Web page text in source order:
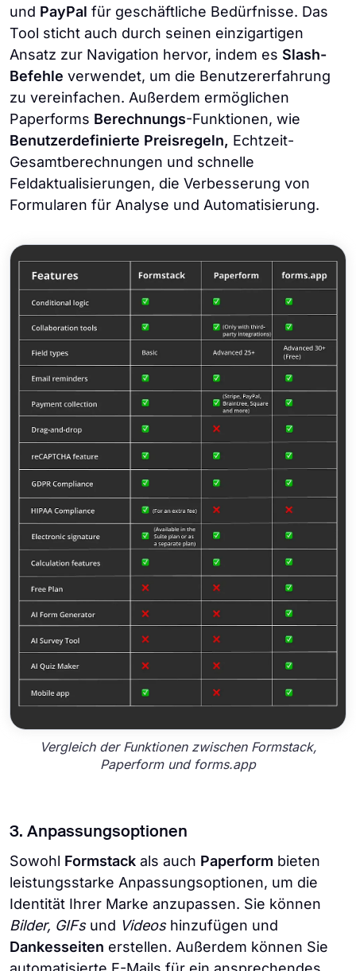
und PayPal für geschäftliche Bedürfnisse. Das
Tool sticht auch durch seinen einzigartigen
Ansatz zur Navigation hervor, indem es Slash-
Befehle verwendet, um die Benutzererfahrung
zu vereinfachen. Außerdem ermöglichen
Paperforms Berechnungs-Funktionen, wie
Benutzerdefinierte Preisregeln, Echtzeit-
Gesamtberechnungen und schnelle
Feldaktualisierungen, die Verbesserung von
Formularen für Analyse und Automatisierung.
Vergleich der Funktionen zwischen Formstack,
Paperform und forms.app
3. Anpassungsoptionen
Sowohl Formstack als auch Paperform bieten
leistungsstarke Anpassungsoptionen, um die
Identität Ihrer Marke anzupassen. Sie können
Bilder, GIFsund Videoshinzufügen und
Dankesseiten erstellen. Außerdem können Sie